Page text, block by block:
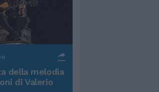
della melodia
di Valerio